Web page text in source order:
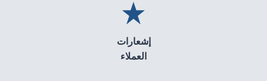
إشعارات
العملاء